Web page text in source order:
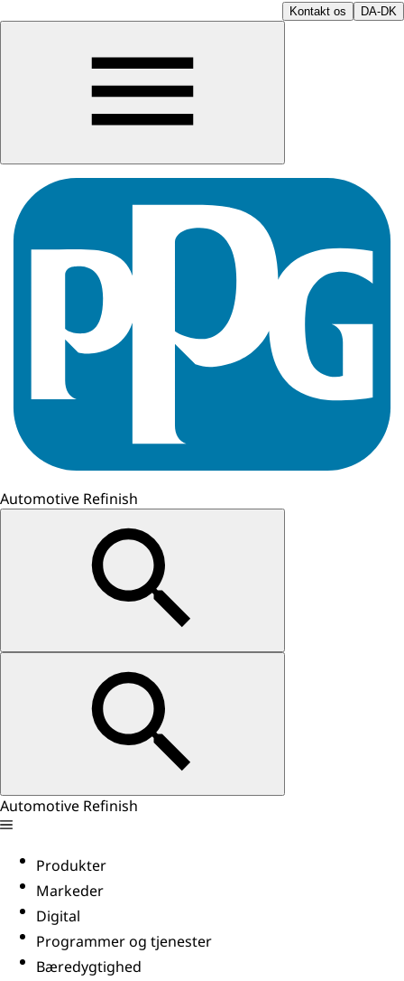
Kontakt os DA-DK
Automotive Refinish
Automotive Refinish
Produkter
Markeder
Digital
Programmer og tjenester
Bæredygtighed